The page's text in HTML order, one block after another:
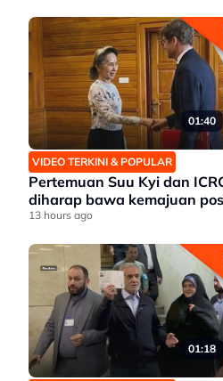
01:40
VIDEO TERKINI & POPULAR
Pertemuan Suu Kyi dan
diharap bawa kemajuan
13 hours ago
01:18